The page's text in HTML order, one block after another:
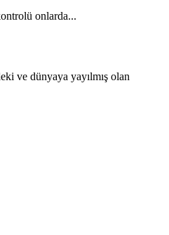
onlarda...
ve dünyaya yayılmış olan